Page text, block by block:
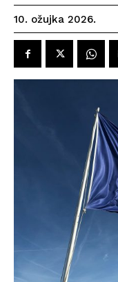
10. ožujka 2026.